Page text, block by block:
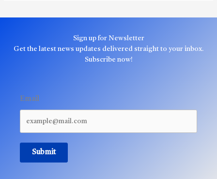
Sign up for Newsletter
Get the latest news updates delivered straight to your inbox.
Subscribe now!
Email
Submit